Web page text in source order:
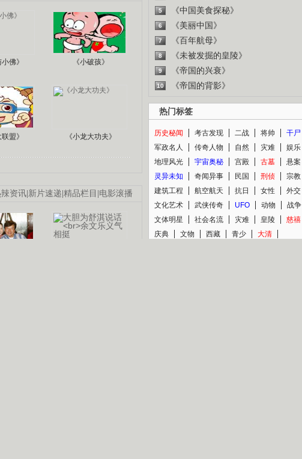
佛》 《小破孩》
盟》 《小龙大功夫》
资讯|新片速递|精品栏目 |电影滚播
5 《中国美食探秘》
6 《美丽中国》
7 《百年航母》
8 《未被发掘的皇陵》
9 《帝国的兴衰》
10 《帝国的背影》
热门标签
历史秘闻 考古发现 二战 将帅
干尸
军政名人
传奇人物 自然 灾难
娱乐
地理风光
宇宙奥秘 宫殿 古墓
悬案
灵异未知
奇闻异事 民国 刑侦
宗教
建筑工程
航空航天 抗日 女性
外交
文化艺术
武侠传奇 UFO 动物
战争
文体明星
社会名流 灾难 皇陵 慈禧
庆典
文物 西藏 青少 大清